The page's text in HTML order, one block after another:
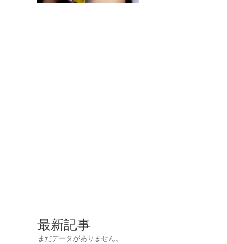
最新記事
まだデータがありません。